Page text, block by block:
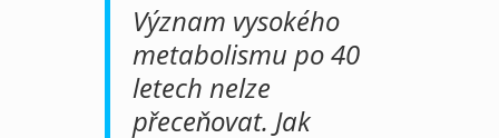
Význam vysokého
metabolismu po 40
letech nelze
přeceňovat. Jak